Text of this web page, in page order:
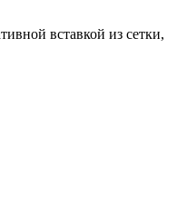
вставкой из сетки,